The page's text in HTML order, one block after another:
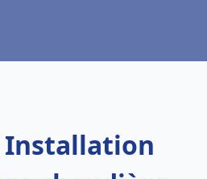
Installation